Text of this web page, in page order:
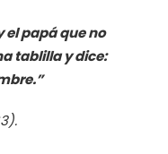
el papá que no
tablilla y dice: